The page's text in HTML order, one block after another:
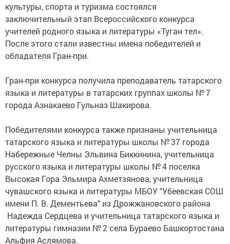
культуры, спорта и туризма состоялся
заключительный этап Всероссийского конкурса
учителей родного языка и литературы «Туган тел».
После этого стали известны имена победителей и
обладателя Гран-при.
Гран-при конкурса получила преподаватель татарского
языка и литературы в татарских группах школы № 7
города Азнакаево Гульназ Шакирова.
Победителями конкурса также признаны учительница
татарского языка и литературы школы № 37 города
Набережные Челны Эльвина Биккинина, учительница
русского языка и литературы школы № 4 поселка
Высокая Гора Эльмира Ахметзянова, учительница
чувашского языка и литературы МБОУ "Убеевская СОШ
имени П. В. Дементьева" из Дрожжановского района
Надежда Сердцева и учительница татарского языка и
литературы гимназии № 2 села Бураево Башкортостана
Альфия Аслямова.